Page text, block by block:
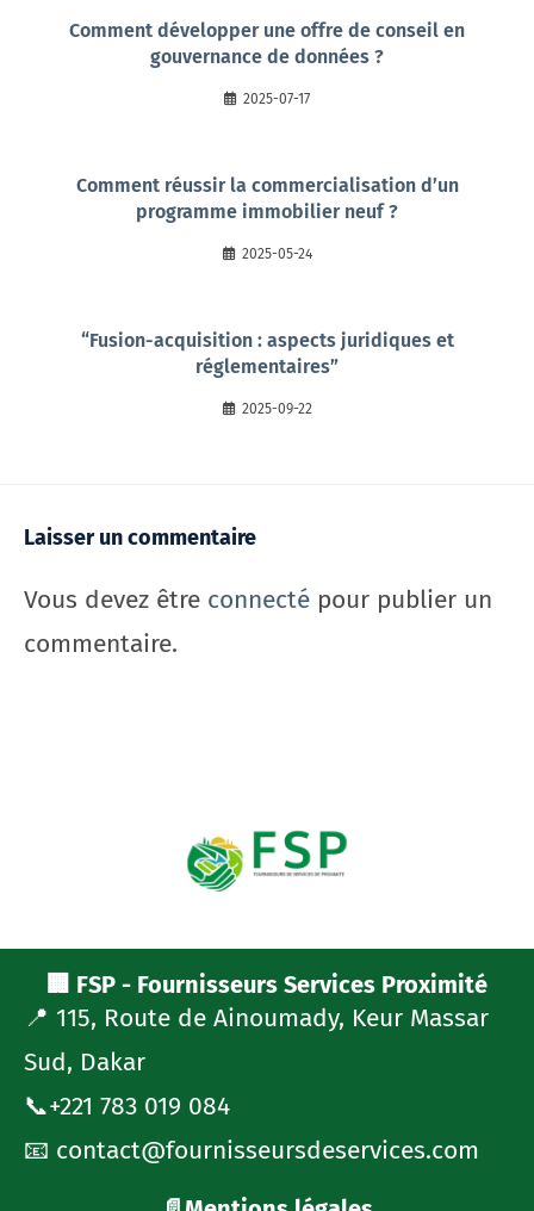
Comment développer une offre de conseil en
gouvernance de données ?
2025-07-17
Comment réussir la commercialisation d’un
programme immobilier neuf ?
2025-05-24
“Fusion-acquisition : aspects juridiques et
réglementaires”
2025-09-22
Laisser un commentaire
Vous devez être connecté pour publier un
commentaire.
🏢 FSP - Fournisseurs Services Proximité
📍 115, Route de Ainoumady, Keur Massar
Sud, Dakar
📞+221 783 019 084
📧 contact@fournisseursdeservices.com